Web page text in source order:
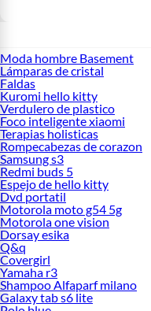
Moda hombre Basement
Lámparas de cristal
Faldas
Kuromi hello kitty
Verdulero de plastico
Foco inteligente xiaomi
Terapias holisticas
Rompecabezas de corazon
Samsung s3
Redmi buds 5
Espejo de hello kitty
Dvd portatil
Motorola moto g54 5g
Motorola one vision
Dorsay esika
Q&q
Covergirl
Yamaha r3
Shampoo Alfaparf milano
Galaxy tab s6 lite